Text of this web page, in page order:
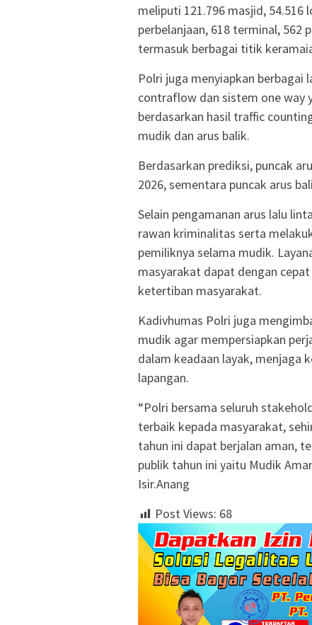
meliputi 121.796 masjid, 54.516
perbelanjaan, 618 terminal, 562
termasuk berbagai titik
Polri juga menyiapkan berbagai
contraflow dan sistem one way
berdasarkan hasil traffic
mudik dan arus balik.
Berdasarkan prediksi, puncak
2026, sementara puncak arus
Selain pengamanan arus lalu
rawan kriminalitas serta
pemiliknya selama mudik.
masyarakat dapat dengan
ketertiban masyarakat.
Kadivhumas Polri juga
mudik agar mempersiapkan
dalam keadaan layak, menjaga
lapangan.
“Polri bersama seluruh
terbaik kepada masyarakat,
tahun ini dapat berjalan aman,
publik tahun ini yaitu Mudik
Isir.Anang
Post Views: 68